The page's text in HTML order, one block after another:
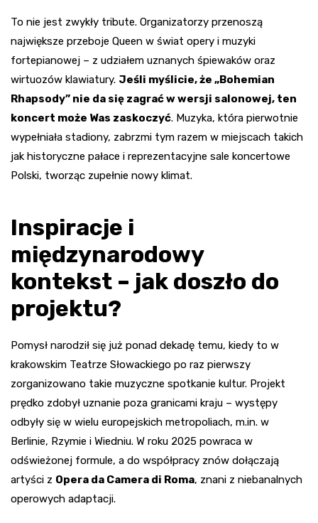
To nie jest zwykły tribute. Organizatorzy przenoszą
największe przeboje Queen w świat opery i muzyki
fortepianowej – z udziałem uznanych śpiewaków oraz
wirtuozów klawiatury. Jeśli myślicie, że „Bohemian
Rhapsody” nie da się zagrać w wersji salonowej, ten
koncert może Was zaskoczyć. Muzyka, która pierwotnie
wypełniała stadiony, zabrzmi tym razem w miejscach takich
jak historyczne pałace i reprezentacyjne sale koncertowe
Polski, tworząc zupełnie nowy klimat.
Inspiracje i
międzynarodowy
kontekst – jak doszło do
projektu?
Pomysł narodził się już ponad dekadę temu, kiedy to w
krakowskim Teatrze Słowackiego po raz pierwszy
zorganizowano takie muzyczne spotkanie kultur. Projekt
prędko zdobył uznanie poza granicami kraju – występy
odbyły się w wielu europejskich metropoliach, m.in. w
Berlinie, Rzymie i Wiedniu. W roku 2025 powraca w
odświeżonej formule, a do współpracy znów dołączają
artyści z Opera da Camera di Roma, znani z niebanalnych
operowych adaptacji.